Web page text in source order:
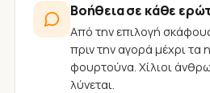
Βοήθεια σε κάθε
Από την επιλογή
πριν την αγορά μέχρι τα
φουρτούνα. Χίλιοι
λύνεται.